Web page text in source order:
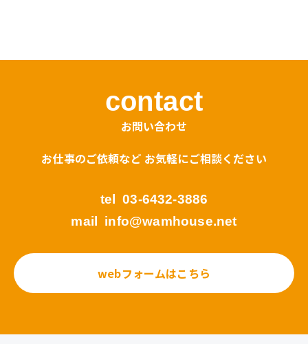
contact
お問い合わせ
お仕事のご依頼など お気軽にご相談ください
tel 03-6432-3886
mail info@wamhouse.net
webフォームはこちら